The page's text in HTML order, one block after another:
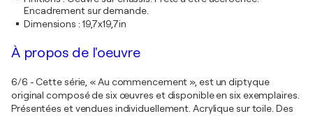
Encadrement sur demande.
Dimensions : 19,7x19,7in
À propos de l'oeuvre
6/6 - Cette série, « Au commencement », est un diptyque
original composé de six œuvres et disponible en six exemplaires.
Présentées et vendues individuellement. Acrylique sur toile. Des